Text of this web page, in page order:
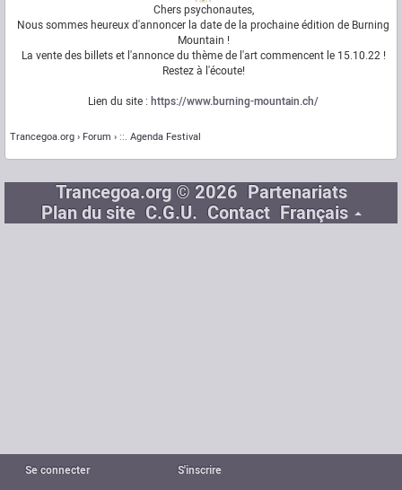
Se connecter S'inscrire
Chers psychonautes,
Nous sommes heureux d'annoncer la date de la prochaine édition de Burning
Mountain !
La vente des billets et l'annonce du thème de l'art commencent le 15.10.22 !
Restez à l'écoute!
Lien du site : https://www.burning-mountain.ch/
Trancegoa.org Forum ::. Agenda Festival
Trancegoa.org © 2026 Partenariats
Plan du site C.G.U. Contact Français